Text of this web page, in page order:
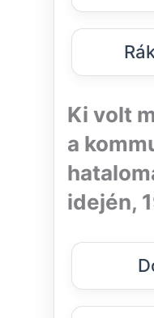
Ki volt
a
idején,